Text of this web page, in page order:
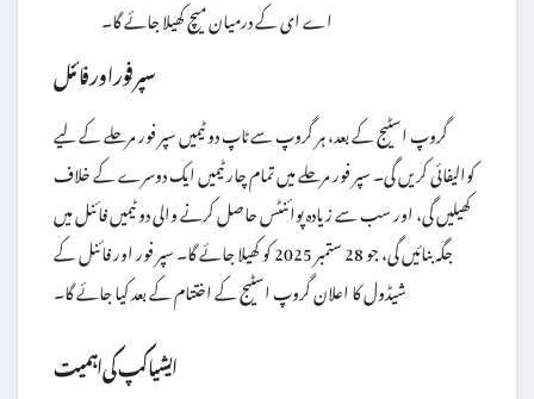
اے ای کے درمیان میچ کھیلا جائے گا۔
سپر فور اور فائنل
گروپ اسٹیج کے بعد، ہر گروپ سے ٹاپ دو ٹیمیں سپر فور مرحلے کے لیے
کوالیفائی کریں گی۔ سپر فور مرحلے میں تمام چار ٹیمیں ایک دوسرے کے خلاف
کھیلیں گی، اور سب سے زیادہ پوائنٹس حاصل کرنے والی دو ٹیمیں فائنل میں
جگہ بنائیں گی، جو 28 ستمبر 2025 کو کھیلا جائے گا۔ سپر فور اور فائنل کے
شیڈول کا اعلان گروپ اسٹیج کے اختتام کے بعد کیا جائے گا۔
ایشیا کپ کی اہمیت